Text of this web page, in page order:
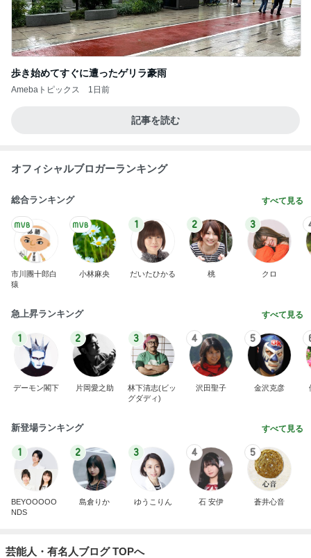
歩き始めてすぐに遭ったゲリラ豪雨
Amebaトピックス 1日前
記事を読む
オフィシャルブロガーランキング
総合ランキング すべて見る
市川團十郎白
猿
小林麻央
1
だいたひかる
2
桃
3
クロ
急上昇ランキング すべて見る
1
デーモン閣下
2
片岡愛之助
3
林下清志(ビッ
グダディ)
4
沢田聖子
5
金沢克彦
新登場ランキング すべて見る
1
BEYOOOOO
NDS
2
島倉りか
3
ゆうこりん
4
石 安伊
5
蒼井心音
芸能人・有名人ブログ TOPへ